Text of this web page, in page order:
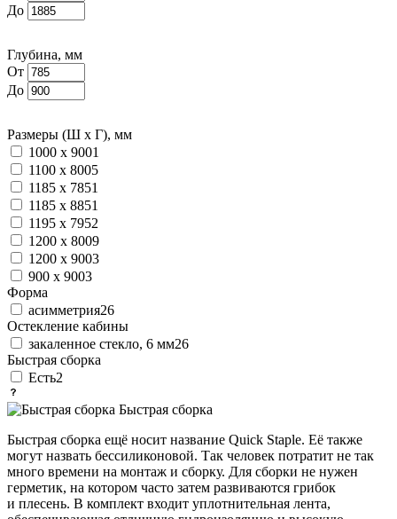
До
Глубина, мм
От
До
Размеры (Ш х Г), мм
1000 х 9001
1100 х 8005
1185 х 7851
1185 х 8851
1195 х 7952
1200 х 8009
1200 х 9003
900 х 9003
Форма
асимметрия26
Остекление кабины
закаленное стекло, 6 мм26
Быстрая сборка
Есть2
Быстрая сборка
Быстрая сборка ещё носит название Quick Staple. Её также
могут назвать бессиликоновой. Так человек потратит не так
много времени на монтаж и сборку. Для сборки не нужен
герметик, на котором часто затем развиваются грибок
и плесень. В комплект входит уплотнительная лента,